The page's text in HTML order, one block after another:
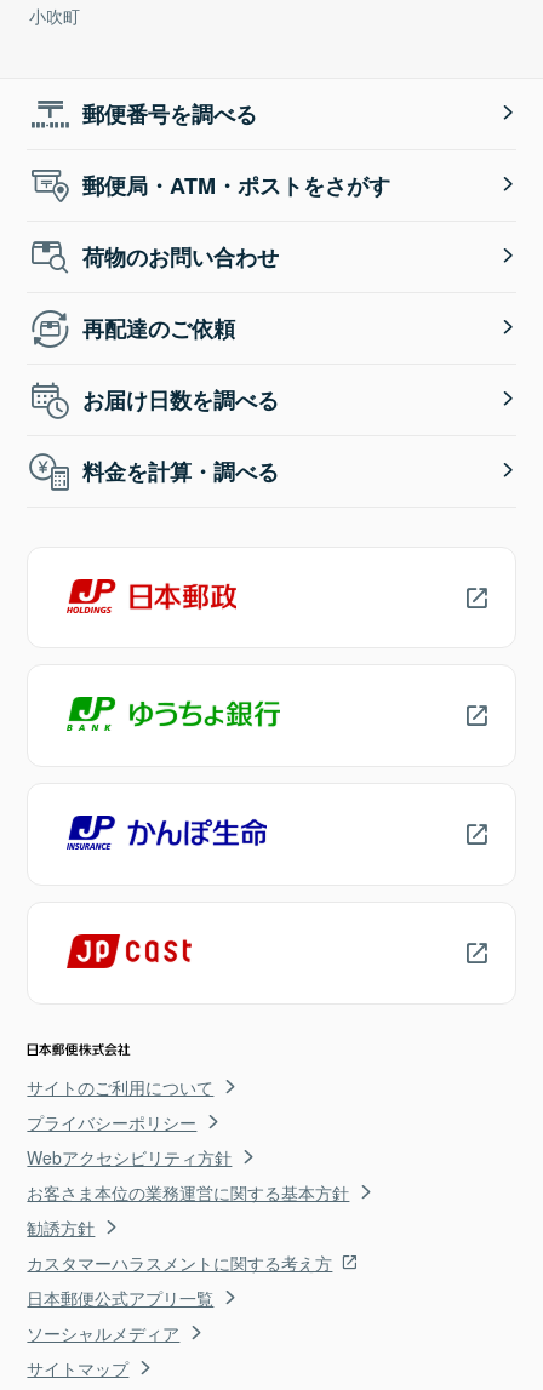
小吹町
郵便番号を調べる
郵便局・ATM・ポストをさがす
荷物のお問い合わせ
再配達のご依頼
お届け日数を調べる
料金を計算・調べる
サイトのご利用について
プライバシーポリシー
Webアクセシビリティ方針
お客さま本位の業務運営に関する基本方針
勧誘方針
カスタマーハラスメントに関する考え方
日本郵便公式アプリ一覧
ソーシャルメディア
サイトマップ